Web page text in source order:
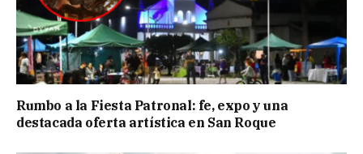
Rumbo a la Fiesta Patronal: fe, expo y una
destacada oferta artística en San Roque